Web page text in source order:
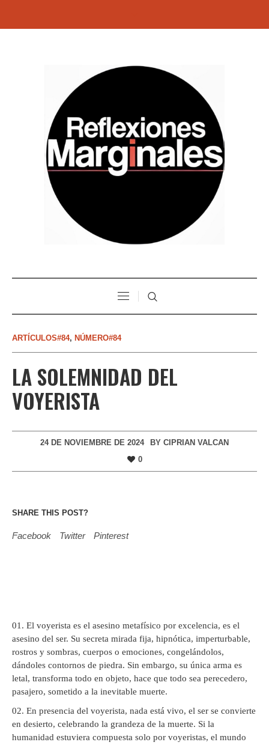
ARTÍCULOS#84, NÚMERO#84
LA SOLEMNIDAD DEL
VOYERISTA
24 DE NOVIEMBRE DE 2024 BY CIPRIAN VALCAN
0
SHARE THIS POST?
Facebook Twitter Pinterest
El voyerista es el asesino metafísico por excelencia, es el
asesino del ser. Su secreta mirada fija, hipnótica, imperturbable,
rostros y sombras, cuerpos o emociones, congelándolos,
dándoles contornos de piedra. Sin embargo, su única arma es
letal, transforma todo en objeto, hace que todo sea perecedero,
pasajero, sometido a la inevitable muerte.
En presencia del voyerista, nada está vivo, el ser se convierte
en desierto, celebrando la grandeza de la muerte. Si la
humanidad estuviera compuesta solo por voyeristas, el mundo